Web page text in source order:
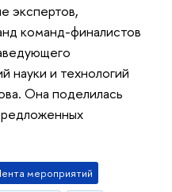
экспертов,
команд-финалистов
науки и технологий
Она поделилась
мероприятий